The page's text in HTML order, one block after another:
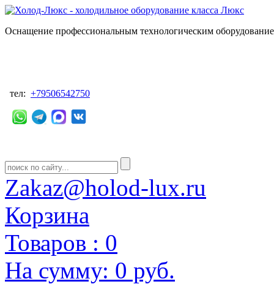
Оснащение профессиональным технологическим
тел: +79506542750
Zakaz@holod-lux.ru
Корзина
Товаров : 0
На сумму: 0 руб.